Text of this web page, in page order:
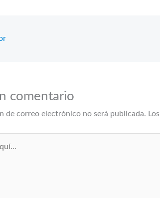
comentario
de correo electrónico no será publicada.